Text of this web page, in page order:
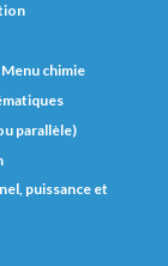
Menu chimie
parallèle)
puissance et